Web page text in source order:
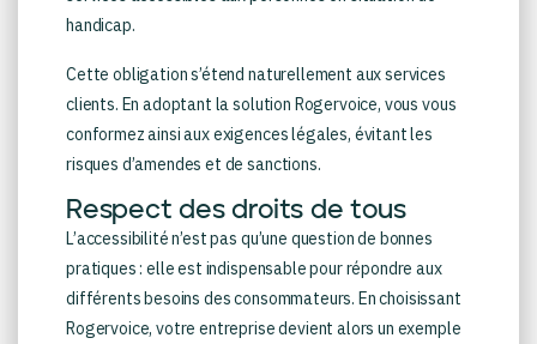
handicap.
Cette obligation s’étend naturellement aux services
clients. En adoptant la solution Rogervoice, vous vous
conformez ainsi aux exigences légales, évitant les
risques d’amendes et de sanctions.
Respect des droits de tous
L’accessibilité n’est pas qu’une question de bonnes
pratiques : elle est indispensable pour répondre aux
différents besoins des consommateurs. En choisissant
Rogervoice, votre entreprise devient alors un exemple